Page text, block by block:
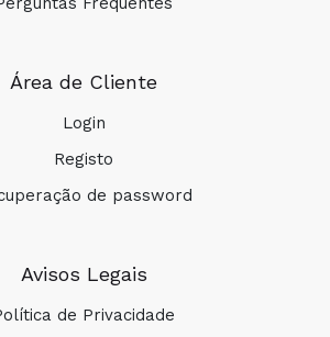
crosspolymer-6, caprylyl
xanthan gum, limonene,
annuus (sunflower) seed
florentina root extract, citric acid,
Área de Cliente
Login
Registo
de password
Avisos Legais
de Privacidade